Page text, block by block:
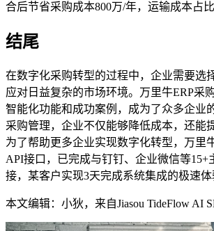
合后节省采购成本800万/年，运输成本占比
结尾
在数字化采购转型的过程中，企业需要选
应对日益复杂的市场环境。万里牛ERP采
智能化功能和成功案例，成为了众多企业
采购管理，企业不仅能够降低成本，还能
为了帮助更多企业实现数字化转型，万里
API接口，已完成与钉钉、企业微信等15+
接，某客户实现3天完成系统集成的极速体
本文编辑：小狄，来自Jiasou TideFlow AI